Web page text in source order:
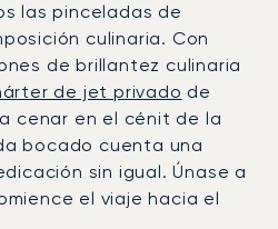
las pinceladas de
culinaria. Con
de brillantez culinaria
de jet privado de
cenar en el cénit de la
bocado cuenta una
sin igual. Únase a
el viaje hacia el